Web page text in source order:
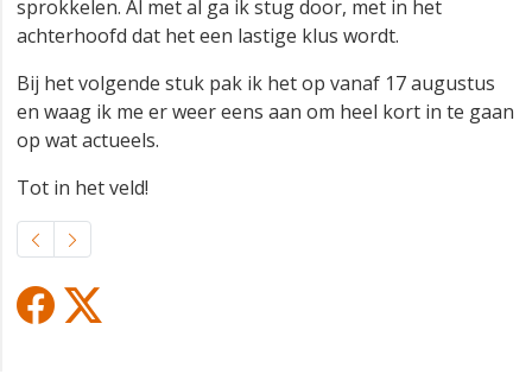
sprokkelen. Al met al ga ik stug door, met in het
achterhoofd dat het een lastige klus wordt.
Bij het volgende stuk pak ik het op vanaf 17 augustus
en waag ik me er weer eens aan om heel kort in te gaan
op wat actueels.
Tot in het veld!